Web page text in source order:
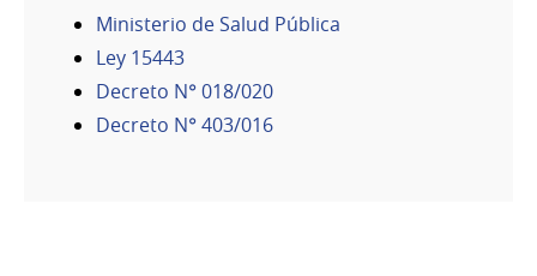
Ministerio de Salud Pública
Ley 15443
Decreto N° 018/020
Decreto N° 403/016